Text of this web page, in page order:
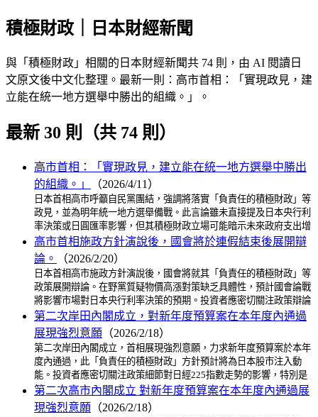
積極財政｜日本財經新聞
與「積極財政」相關的日本財經新聞共 74 則，由 AI 閱讀日
文原文後中文化整理。最新一則：高市首相：「實現政見，建
立能在統一地方選舉中勝出的組織。」。
最新 30 則（共 74 則）
高市首相：「實現政見，建立能在統一地方選舉中勝出
的組織。」
（2026/4/11）
日本首相高市呼籲自民黨團結，強調將落實「負責任的積極財政」等
政見，並為明年統一地方選舉備戰。此言論雖未直接提及日本央行利
率決策或日圓匯率影響，但其積極財政立場可能暗示未來政府支出增
高市首相施政方針演說後，國會將於連假結束後展開辯
論。
（2026/2/20）
日本首相高市施政方針演說後，國會將就其「負責任的積極財政」等
政策展開辯論。在野黨質疑物價高漲對策缺乏具體性，預計國會論戰
將影響市場對日本央行利率決策的預期。投資者應密切關注政策辯論
第二次岸田內閣成立，對新年度預算案在本年度內通過
展現強烈意願 （2026/2/18）
第二次岸田內閣成立，首相展現強烈意願，力求新年度預算案於本年
度內通過，此「負責任的積極財政」方針預計將為日本股市注入動
能。投資者應密切關注政策細節對日經225指數走勢的影響，特別是
第二次高市內閣成立 對新年度預算案在本年度內通過展
現強烈意願 （2026/2/18）